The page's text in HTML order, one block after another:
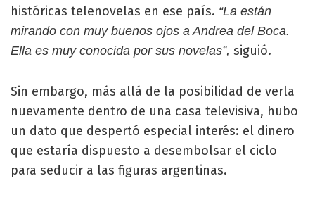
históricas telenovelas en ese país. “La están
mirando con muy buenos ojos a Andrea del Boca.
Ella es muy conocida por sus novelas”, siguió.
Sin embargo, más allá de la posibilidad de verla
nuevamente dentro de una casa televisiva, hubo
un dato que despertó especial interés: el dinero
que estaría dispuesto a desembolsar el ciclo
para seducir a las figuras argentinas.